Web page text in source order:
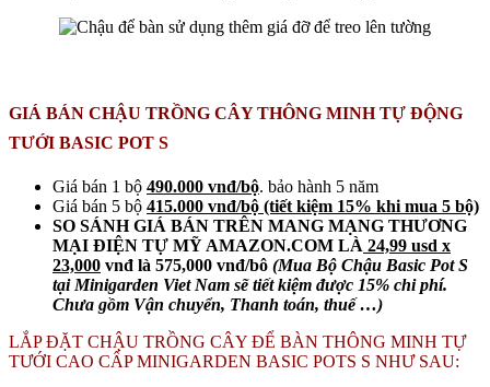
GIÁ BÁN CHẬU TRỒNG CÂY THÔNG MINH TỰ ĐỘNG
TƯỚI BASIC POT S
Giá bán 1 bộ 490.000 vnđ/bộ. bảo hành 5 năm
Giá bán 5 bộ 415.000 vnđ/bộ (tiết kiệm 15% khi mua 5 bộ)
SO SÁNH GIÁ BÁN TRÊN MANG MẠNG THƯƠNG
MẠI ĐIỆN TỰ MỸ AMAZON.COM LÀ 24,99 usd x
23,000 vnđ là 575,000 vnđ/bô (Mua Bộ Chậu Basic Pot S
tại Minigarden Viet Nam sẽ tiết kiệm được 15% chi phí.
Chưa gồm Vận chuyển, Thanh toán, thuế …)
LẮP ĐẶT CHẬU TRỒNG CÂY ĐỂ BÀN THÔNG MINH TỰ
TƯỚI CAO CẤP MINIGARDEN BASIC POTS S NHƯ SAU: